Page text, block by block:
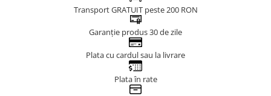
Transport GRATUIT peste 200 RON
Garanție produs 30 de zile
Plata cu cardul sau la livrare
Plata în rate